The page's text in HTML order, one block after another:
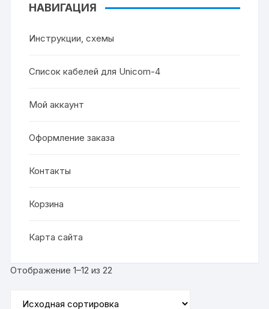
Отображение 1–12 из 22
НАВИГАЦИЯ
Инструкции, схемы
Список кабелей для Unicom-4
Мой аккаунт
Оформление заказа
Контакты
Корзина
Карта сайта